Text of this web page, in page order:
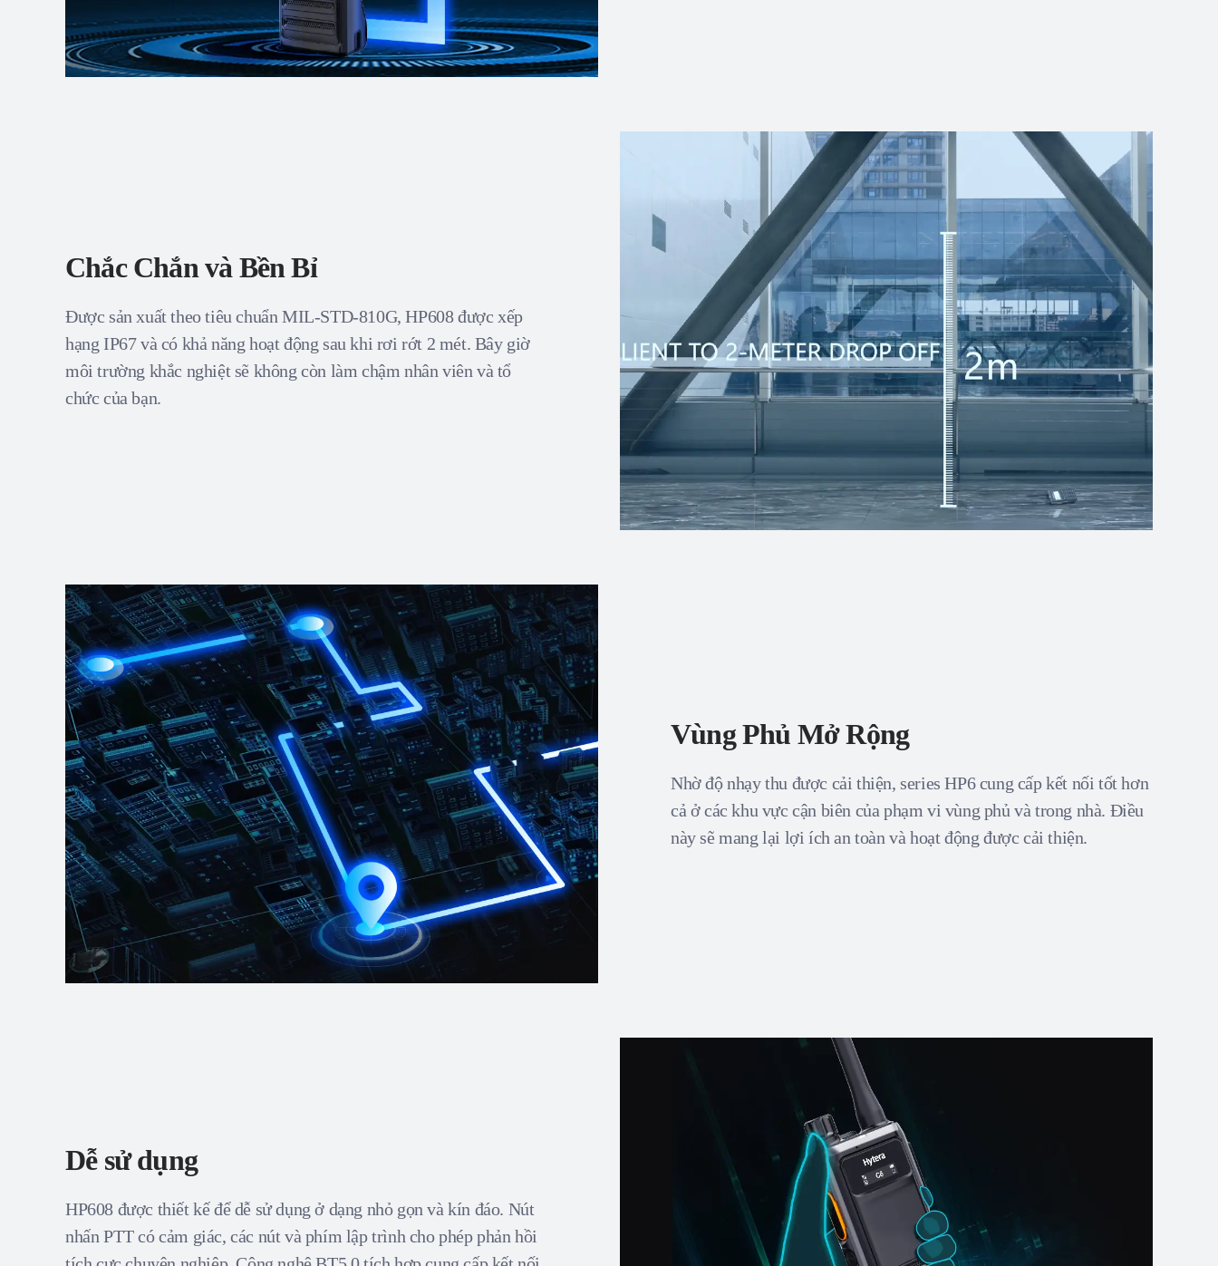
Chắc Chắn và Bền Bỉ
Được sản xuất theo tiêu chuẩn MIL-STD-810G, HP608 được xếp
hạng IP67 và có khả năng hoạt động sau khi rơi rớt 2 mét. Bây giờ
môi trường khắc nghiệt sẽ không còn làm chậm nhân viên và tổ
chức của bạn.
Vùng Phủ Mở Rộng
Nhờ độ nhạy thu được cải thiện, series HP6 cung cấp kết nối tốt hơn
cả ở các khu vực cận biên của phạm vi vùng phủ và trong nhà. Điều
này sẽ mang lại lợi ích an toàn và hoạt động được cải thiện.
Dễ sử dụng
HP608 được thiết kế để dễ sử dụng ở dạng nhỏ gọn và kín đáo. Nút
nhấn PTT có cảm giác, các nút và phím lập trình cho phép phản hồi